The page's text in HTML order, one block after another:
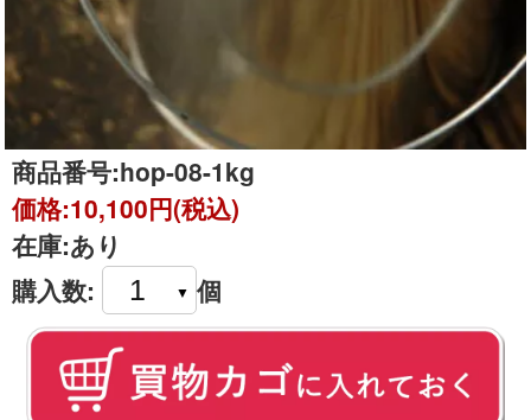
商品番号:hop-08-1kg
価格:10,100円(税込)
在庫:あり
購入数:
個